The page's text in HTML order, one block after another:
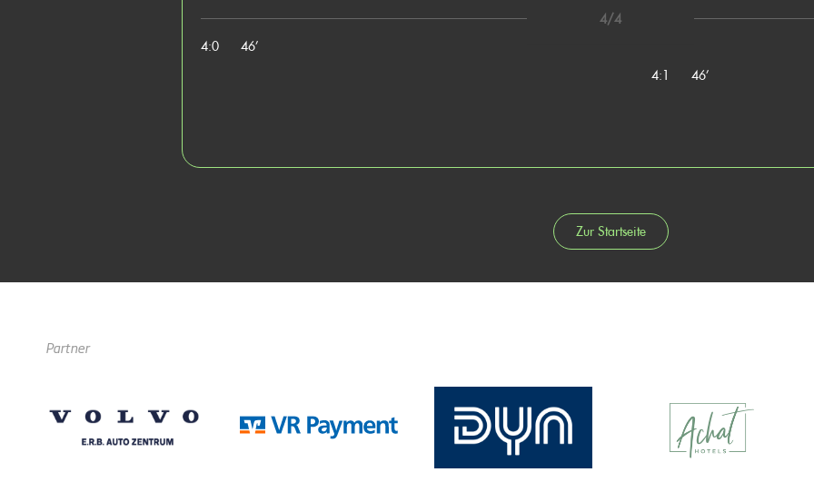
4/4
4:0
46’
4:1
46’
Zur Startseite
Partner